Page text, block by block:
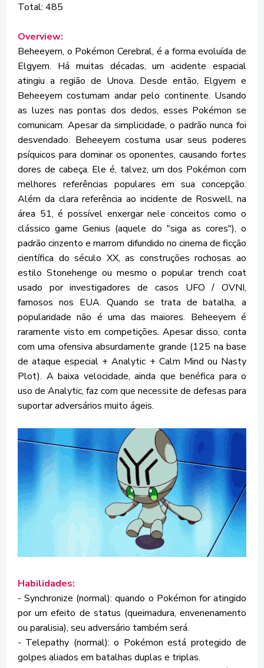
Total: 485
Overview:
Beheeyem, o Pokémon Cerebral, é a forma evoluída de
Elgyem. Há muitas décadas, um acidente espacial
atingiu a região de Unova. Desde então, Elgyem e
Beheeyem costumam andar pelo continente. Usando
as luzes nas pontas dos dedos, esses Pokémon se
comunicam. Apesar da simplicidade, o padrão nunca foi
desvendado. Beheeyem costuma usar seus poderes
psíquicos para dominar os oponentes, causando fortes
dores de cabeça. Ele é, talvez, um dos Pokémon com
melhores referências populares em sua concepção.
Além da clara referência ao incidente de Roswell, na
área 51, é possível enxergar nele conceitos como o
clássico game Genius (aquele do "siga as cores"), o
padrão cinzento e marrom difundido no cinema de ficção
científica do século XX, as construções rochosas ao
estilo Stonehenge ou mesmo o popular trench coat
usado por investigadores de casos UFO / OVNI,
famosos nos EUA. Quando se trata de batalha, a
popularidade não é uma das maiores. Beheeyem é
raramente visto em competições. Apesar disso, conta
com uma ofensiva absurdamente grande (125 na base
de ataque especial + Analytic + Calm Mind ou Nasty
Plot). A baixa velocidade, ainda que benéfica para o
uso de Analytic, faz com que necessite de defesas para
suportar adversários muito ágeis.
Habilidades:
- Synchronize (normal): quando o Pokémon for atingido
por um efeito de status (queimadura, envenenamento
ou paralisia), seu adversário também será.
- Telepathy (normal): o Pokémon está protegido de
golpes aliados em batalhas duplas e triplas.